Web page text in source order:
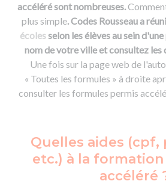
accéléré sont nombreuses.
plus simple. Codes Rousseau a
écolesselon les élèves au sein
nom de votre ville et consultez
Une fois sur la page web de
« Toutes les formules » à droite
consulter les formules permis
Quelles aides (cpf,
etc.) à la
accéléré